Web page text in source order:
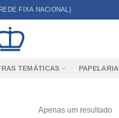
FIXA NACIONAL)
TEMÁTICAS PAPELARIA
Apenas um resultado